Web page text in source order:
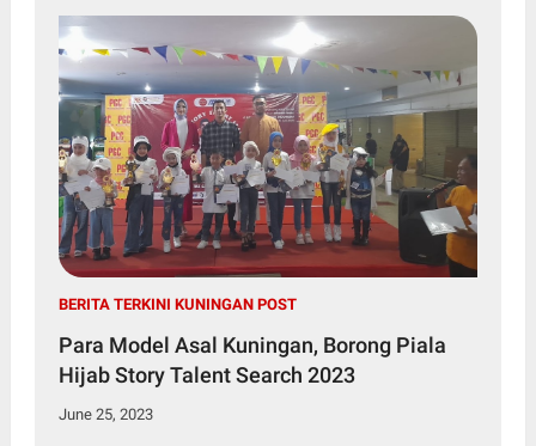
BERITA TERKINI KUNINGAN POST
Para Model Asal Kuningan, Borong Piala
Hijab Story Talent Search 2023
June 25, 2023